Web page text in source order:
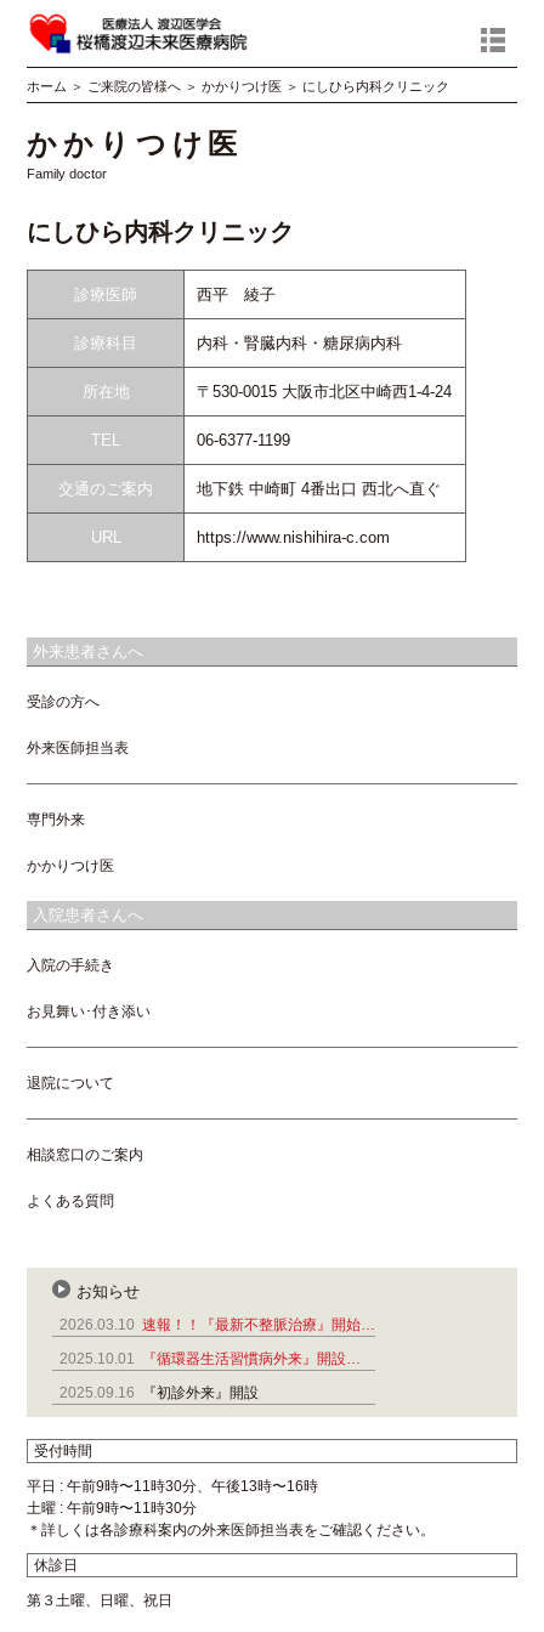
ホーム ＞ ご来院の皆様へ ＞かかりつけ医 ＞ にしひら内科クリニック
かかりつけ医
Family doctor
にしひら内科クリニック
診療医師 西平 綾子
診療科目 内科・腎臓内科・糖尿病内科
所在地 〒530-0015 大阪市北区中崎西1-4-24
TEL 06-6377-1199
交通のご案内 地下鉄 中崎町 4番出口 西北へ直ぐ
URL https://www.nishihira-c.com
外来患者さんへ
受診の方へ
外来医師担当表
専門外来
かかりつけ医
入院患者さんへ
入院の手続き
お見舞い･付き添い
退院について
相談窓口のご案内
よくある質問
お知らせ
2026.03.10 速報！！『最新不整脈治療』開始…
2025.10.01
『循環器生活習慣病外来』開設…
2025.09.16
『初診外来』開設
受付時間
平日 : 午前9時〜11時30分、午後13時〜16時
土曜 : 午前9時〜11時30分
＊詳しくは各診療科案内の外来医師担当表をご確認ください。
休診日
第３土曜、日曜、祝日